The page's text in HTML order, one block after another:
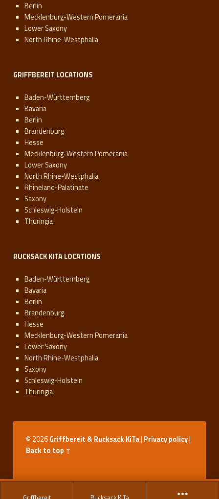
Berlin
Mecklenburg-Western Pomerania
Lower Saxony
North Rhine-Westphalia
GRIFFBEREIT LOCATIONS
Baden-Württemberg
Bavaria
Berlin
Brandenburg
Hesse
Mecklenburg-Western Pomerania
Lower Saxony
North Rhine-Westphalia
Rhineland-Palatinate
Saxony
Schleswig-Holstein
Thuringia
RUCKSACK KITA LOCATIONS
Baden-Württemberg
Bavaria
Berlin
Brandenburg
Hesse
Mecklenburg-Western Pomerania
Lower Saxony
North Rhine-Westphalia
Saxony
Schleswig-Holstein
Thuringia
© 2026Griffbereit & Rucksack KiTa| Privacy policy|
Back to top ↑